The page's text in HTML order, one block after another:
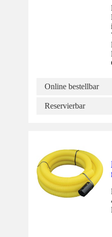
Online bestellbar
Reservierbar